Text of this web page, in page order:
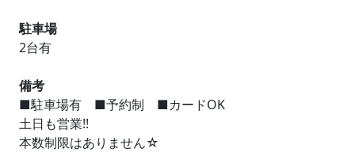
駐車場
2台有
備考
■駐車場有 ■予約制 ■カードOK
土日も営業!!
本数制限はありません☆